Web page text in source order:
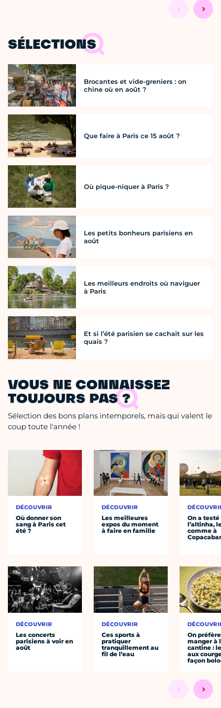
SÉLECTIONS
Brocantes et vide-greniers : on
chine où en août ?
Que faire à Paris ce 15 août ?
Où pique-niquer à Paris ?
Les petits bonheurs parisiens en
août
Les meilleurs endroits où naviguer
à Paris
Et si l’été parisien se cachait sur les
quais ?
VOUS NE CONNAISSEZ
TOUJOURS PAS ?
Sélection des bons plans intemporels, mais qui valent le
coup toute l'année !
DÉCOUVRIR
Où donner son
sang à Paris cet
été ?
DÉCOUVRIR
Les concerts
parisiens à voir en
août
DÉCOUVRIR
Les meilleures
expos du moment
à faire en famille
DÉCOUVRIR
Ces sports à
pratiquer
tranquillement au
fil de l’eau
On a testé
l’altinha,
comme à
On préfère
manger à
cantine :
aux
façon